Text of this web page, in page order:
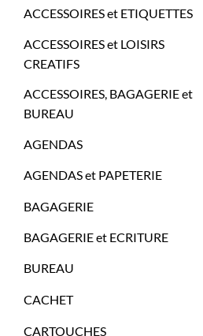
ACCESSOIRES et ETIQUETTES
ACCESSOIRES et LOISIRS
CREATIFS
ACCESSOIRES, BAGAGERIE et
BUREAU
AGENDAS
AGENDAS et PAPETERIE
BAGAGERIE
BAGAGERIE et ECRITURE
BUREAU
CACHET
CARTOUCHES